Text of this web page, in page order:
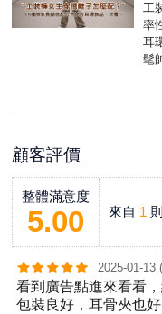
工
率
耳
髦
顧客評價
整體滿意度
5.00 來自 1
2025-01-13
看到廣告點進來看看
包裝良好，耳骨夾也好